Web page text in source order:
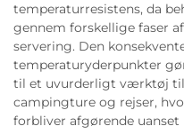
temperaturresistens, da
gennem forskellige faser
servering. Den
temperaturyderpunkter
til et uvurderligt værktøj
campingture og rejser,
forbliver afgørende